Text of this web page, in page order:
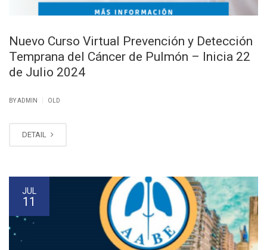
Nuevo Curso Virtual Prevención y Detección
Temprana del Cáncer de Pulmón – Inicia 22
de Julio 2024
BY ADMIN OLD
DETAIL
JUL
11